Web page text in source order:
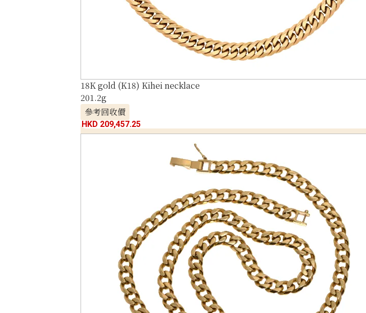
18K gold (K18) Kihei necklace
201.2g
參考回收價
HKD 209,457.25